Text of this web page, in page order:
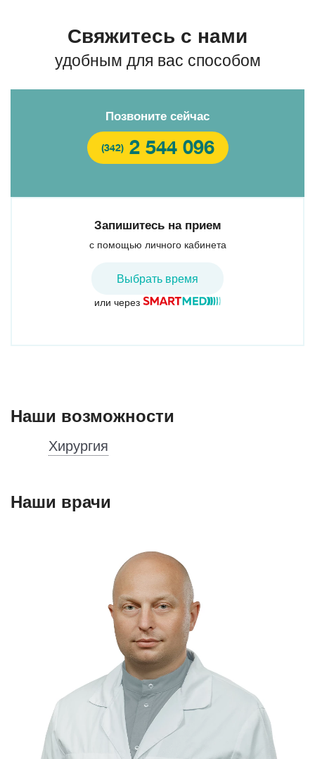
Свяжитесь с нами
удобным для вас способом
Позвоните сейчас
(342) 2 544 096
Запишитесь на прием
с помощью личного кабинета
Выбрать время
или через
Наши возможности
Хирургия
Наши врачи